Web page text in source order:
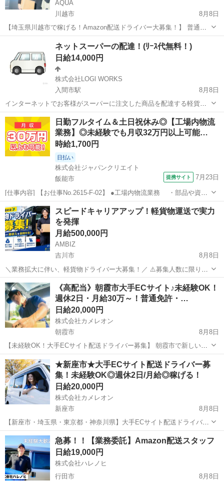
AQUA
川越市
8月8日
【埼玉県川越市で稼げる！Amazon配送ドライバー大募集！】 普通免
許があれば未経験OK！「週休2日」でプライベートも充実♪ 軽くて小
さな荷物中心なので、女性や体力に自信がない方も安心です。直行直
帰可能！スマホ操作ができれ...
ドライバー Amazon
ネットスーパーの配達！(ﾘｰｽ代無料！)
日給14,000円
株式会社LOGl WORKS
入間市駅
8月8日
インターネットでお客様がスーパーに注文した商品を配達する軽貨物
の仕事です。 これから個人事業主として軽貨物の仕事をお考えの方に
向いております。 勿論経験者も大歓迎です。 車両は任意保険込みで無
料でリース致します。 休みの日に...
埼玉 入間市 入間市駅 ドライバー ネットスーパー
日勤フルタイム＆土日祝休み◎【工場内物流
業務】◎未経験でも月収32万円以上可能…
時給1,700円
日払い
株式会社ジャパンクリエイト
飯能市
提携サイト 7月23日
[仕事内容] 【お仕事No.2615-F-02】 ●工場内物流業務 ・部品や資材
の受け入れ ・倉庫内ピッキング ・製造工程への払い出し ・そ
の他付随する業務 ※半導体製造装置の工場内物流業務です。 ※台車や
ハンド...
埼玉 飯能市 その他
スピードキャリアアップ！軽貨物運送で実⼒
を発揮
月給500,000円
AMBIZ
吉川市
8月8日
＼業務拡大に伴い、軽貨物ドライバー大募集！／ ⚠️募集人数に限りが
ございます⚠️ 【勤務地】 埼玉県吉川市きよみ野 -------------------- 【報
酬】 月収目安28〜50万円 ※稼働日数や担当コ...
埼玉 吉川市 ドライバー 貨物
《高配当》朝霞市大手ECサイト♪未経験OK！
週休2日・月給30万～！普通免許・…
日給20,000円
株式会社カメレオン
朝霞市
8月8日
【未経験OK！大手ECサイト配送ドライバー募集】 朝霞市で新しいス
タートを切りませんか？普通免許があれば、年齢・性別・学歴・職歴
不問！未経験の方でも安心の研修制度をご用意しています→軽くて積
み込みやすい荷物が中心なので、体...
埼玉 朝霞市 ドライバー 積み込み
★新座市★大手ECサイト配送ドライバー募
集！未経験OK◎週休2日/月給◎稼げる！
日給20,000円
株式会社カメレオン
新座市
8月8日
【新座市・埼玉県・東京都・神奈川県】大手ECサイト配送ドライバー
大募集！✨未経験OK！普通免許があれば始められます！月給44万～52
万前後も可能！日額2万円以上稼げるチャンス！■車両レンタル・研修
制度完備で安心スタート！直行...
埼玉 新座市 ドライバー 積み込み
急募！！【業務委託】Amazon配送スタッフ
日給19,000円
株式会社ハレノヒ
行田市
8月8日